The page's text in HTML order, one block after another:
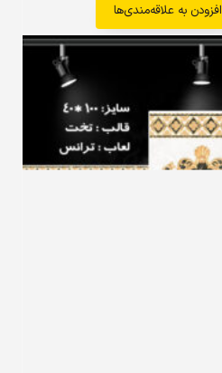
افزودن به علاقه‌مندی‌ها